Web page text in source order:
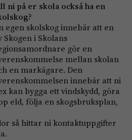
ni på er skola också ha en
egen skolskog innebär att en
Skogen i Skolans
gör en
mellan skolan
en markägare. Den
innebär att ni
kan bygga ett vindskydd, göra
eld, följa en skogsbruksplan,
så hittar ni kontaktuppgifter